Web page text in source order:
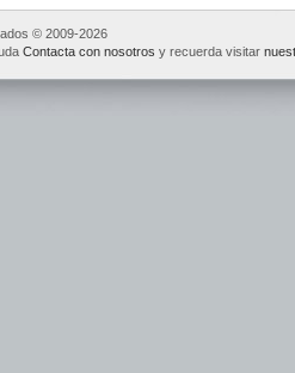
© 2009-2026
Contacta con nosotros y recuerda visitar